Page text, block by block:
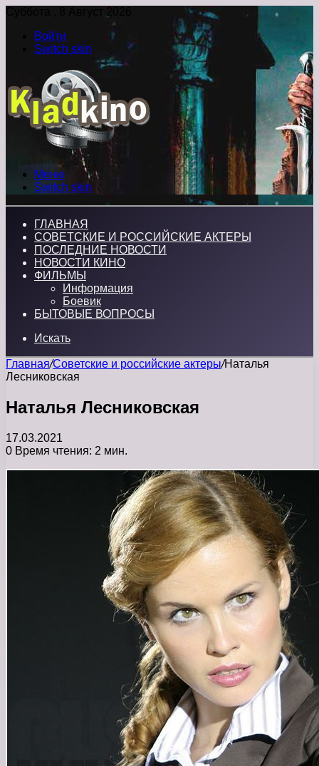
Суббота , 8 Август 2026
Войти
Switch skin
Меню
Switch skin
ГЛАВНАЯ
СОВЕТСКИЕ И РОССИЙСКИЕ АКТЕРЫ
ПОСЛЕДНИЕ НОВОСТИ
НОВОСТИ КИНО
ФИЛЬМЫ
Информация
Боевик
БЫТОВЫЕ ВОПРОСЫ
Искать
Главная/Советские и российские актеры/Наталья
Лесниковская
Наталья Лесниковская
17.03.2021
0 Время чтения: 2 мин.